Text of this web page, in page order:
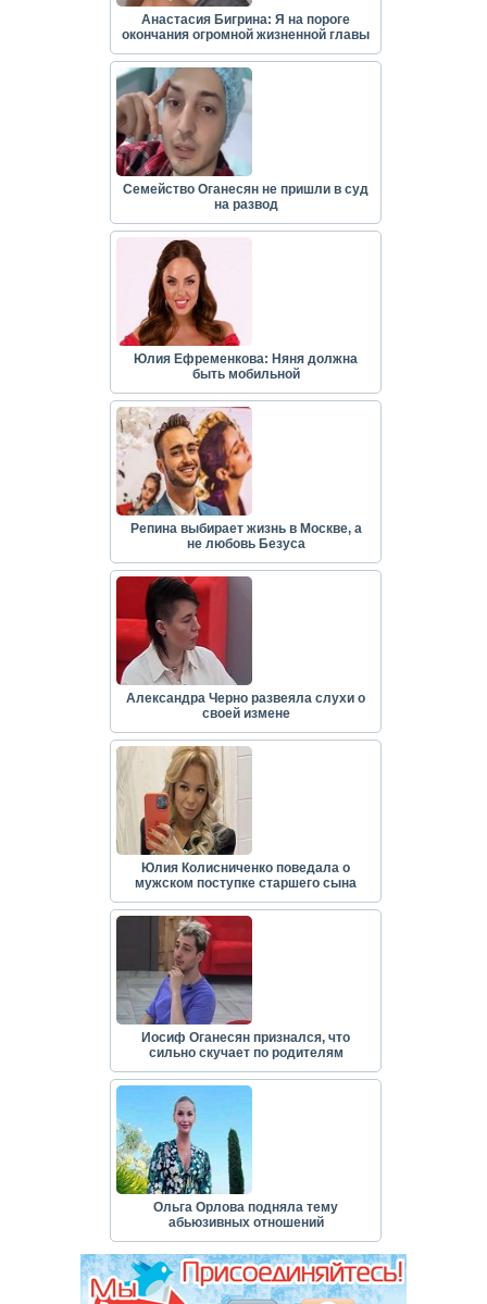
Анастасия Бигрина: Я на пороге
окончания огромной жизненной главы
Семейство Оганесян не пришли в суд
на развод
Юлия Ефременкова: Няня должна
быть мобильной
Репина выбирает жизнь в Москве, а
не любовь Безуса
Александра Черно развеяла слухи о
своей измене
Юлия Колисниченко поведала о
мужском поступке старшего сына
Иосиф Оганесян признался, что
сильно скучает по родителям
Ольга Орлова подняла тему
абьюзивных отношений